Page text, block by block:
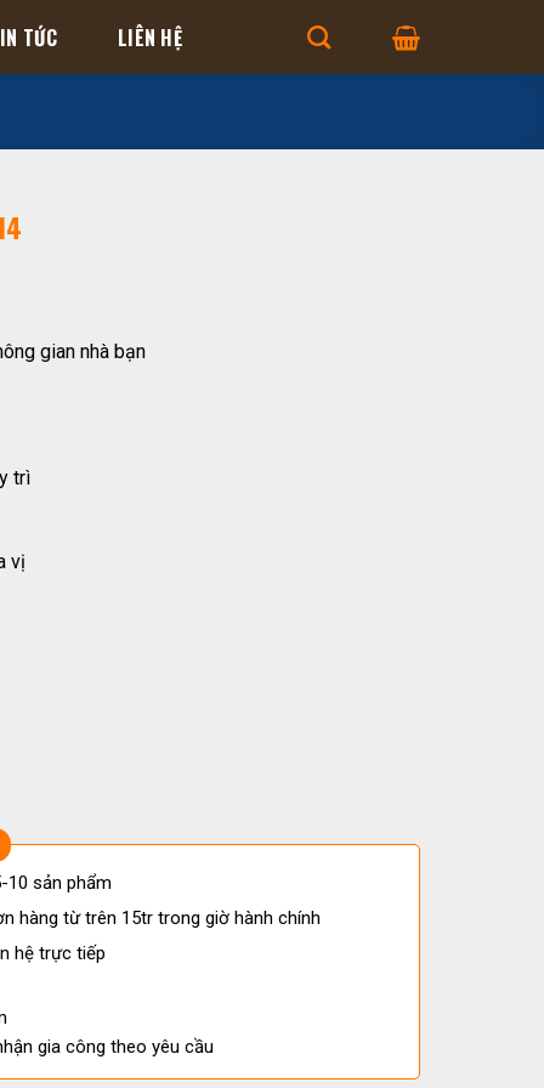
TỨC LIÊN HỆ
gian nhà bạn
trì
vị
10 sản phẩm
hàng từ trên 15tr trong giờ hành chính
hệ trực tiếp
gia công theo yêu cầu